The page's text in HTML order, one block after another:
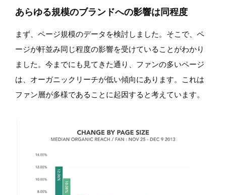
あらゆる規模のブランドへの影響は同程度
まず、ページ規模のデータを検討しました。そこで、ペ
ージが軒並み同じ程度の影響を受けていることがわかり
ました。今までにも見てきた通り、ファンの多いページ
は、オーガニックリーチが低い傾向にあります。これは
ファン層が多様であることに起因すると考えています。